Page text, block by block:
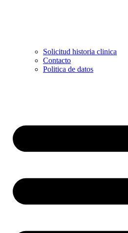
Solicitud historia clinica
Contacto
Politica de datos